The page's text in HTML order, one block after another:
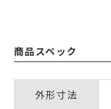
商品スペック
外形寸法